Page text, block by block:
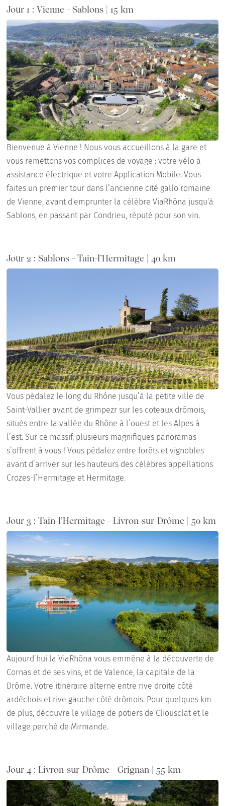
Jour 1 : Vienne - Sablons | 15 km
Bienvenue à Vienne ! Nous vous accueillons à la gare et
vous remettons vos complices de voyage : votre vélo à
assistance électrique et votre Application Mobile. Vous
faites un premier tour dans l’ancienne cité gallo romaine
de Vienne, avant d'emprunter la célèbre ViaRhôna jusqu'à
Sablons, en passant par Condrieu, réputé pour son vin.
Jour 2 : Sablons - Tain-l’Hermitage | 40 km
Vous pédalez le long du Rhône jusqu’à la petite ville de
Saint-Vallier avant de grimpezr sur les coteaux drômois,
situés entre la vallée du Rhône à l’ouest et les Alpes à
l’est. Sur ce massif, plusieurs magnifiques panoramas
s’offrent à vous ! Vous pédalez entre forêts et vignobles
avant d’arriver sur les hauteurs des célèbres appellations
Crozes-l’Hermitage et Hermitage.
Jour 3 : Tain-l’Hermitage - Livron-sur-Drôme | 50 km
Aujourd’hui la ViaRhôna vous emmène à la découverte de
Cornas et de ses vins, et de Valence, la capitale de la
Drôme. Votre itinéraire alterne entre rive droite côté
ardéchois et rive gauche côté drômois. Pour quelques km
de plus, découvre le village de potiers de Cliousclat et le
village perché de Mirmande.
Jour 4 : Livron-sur-Drôme - Grignan | 55 km